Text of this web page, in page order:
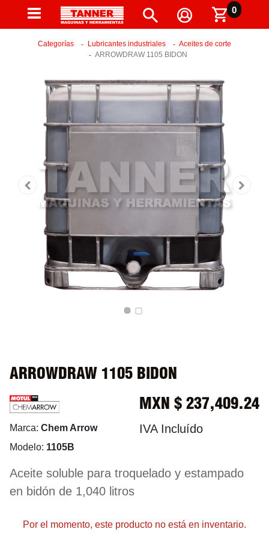
0
Categorías Lubricantes industriales
Aceites de corte
ARROWDRAW 1105 BIDON
ARROWDRAW 1105 BIDON
Marca: Chem Arrow
Modelo: 1105B
MXN $ 237,409.24
IVA Incluído
Aceite soluble para troquelado y estampado
en bidón de 1,040 litros
Por el momento, este producto no está en inventario.